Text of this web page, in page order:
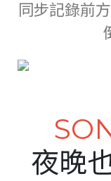
同步記錄前
夜晚